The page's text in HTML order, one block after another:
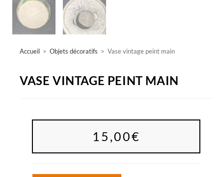
Accueil > Objets décoratifs > Vase vintage peint main
VASE VINTAGE PEINT MAIN
15,00€